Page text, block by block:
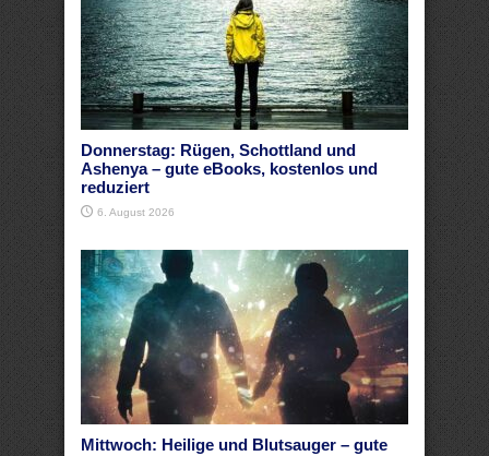
Donnerstag: Rügen, Schottland und
Ashenya – gute eBooks, kostenlos und
reduziert
6. August 2026
Mittwoch: Heilige und Blutsauger – gute